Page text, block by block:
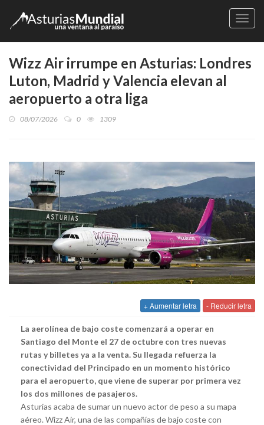
Wizz Air irrumpe en Asturias: Londres
Luton, Madrid y Valencia elevan al
aeropuerto a otra liga
08/07/2026 0 1309
+ Aumentar letra - Reducir letra
La aerolínea de bajo coste comenzará a operar en
Santiago del Monte el 27 de octubre con tres nuevas
rutas y billetes ya a la venta. Su llegada refuerza la
conectividad del Principado en un momento histórico
para el aeropuerto, que viene de superar por primera vez
los dos millones de pasajeros.
Asturias acaba de sumar un nuevo actor de peso a su mapa
aéreo. Wizz Air, una de las compañías de bajo coste con